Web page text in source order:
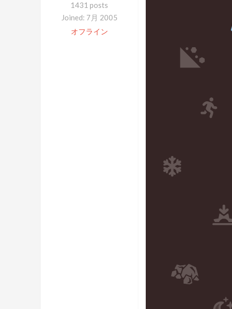
1431 posts
Joined: 7月 2005
オフライン